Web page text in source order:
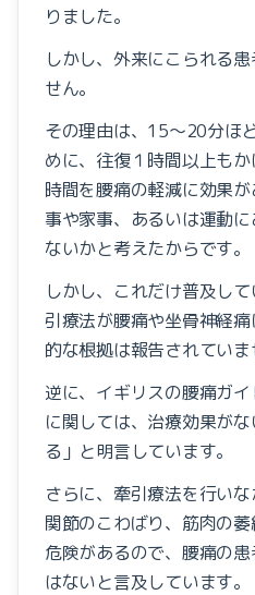
りました。
しかし、外来にこられる
せん。
その理由は、15〜20分ほ
めに、往復１時間以上も
時間を腰痛の軽減に効果
事や家事、あるいは運動
ないかと考えたからです。
しかし、これだけ普及し
引療法が腰痛や坐骨神経
的な根拠は報告されていま
逆に、イギリスの腰痛ガ
に関しては、治療効果が
る」と明言しています。
さらに、牽引療法を行いな
関節のこわばり、筋肉の
危険があるので、腰痛の
はないと言及しています。